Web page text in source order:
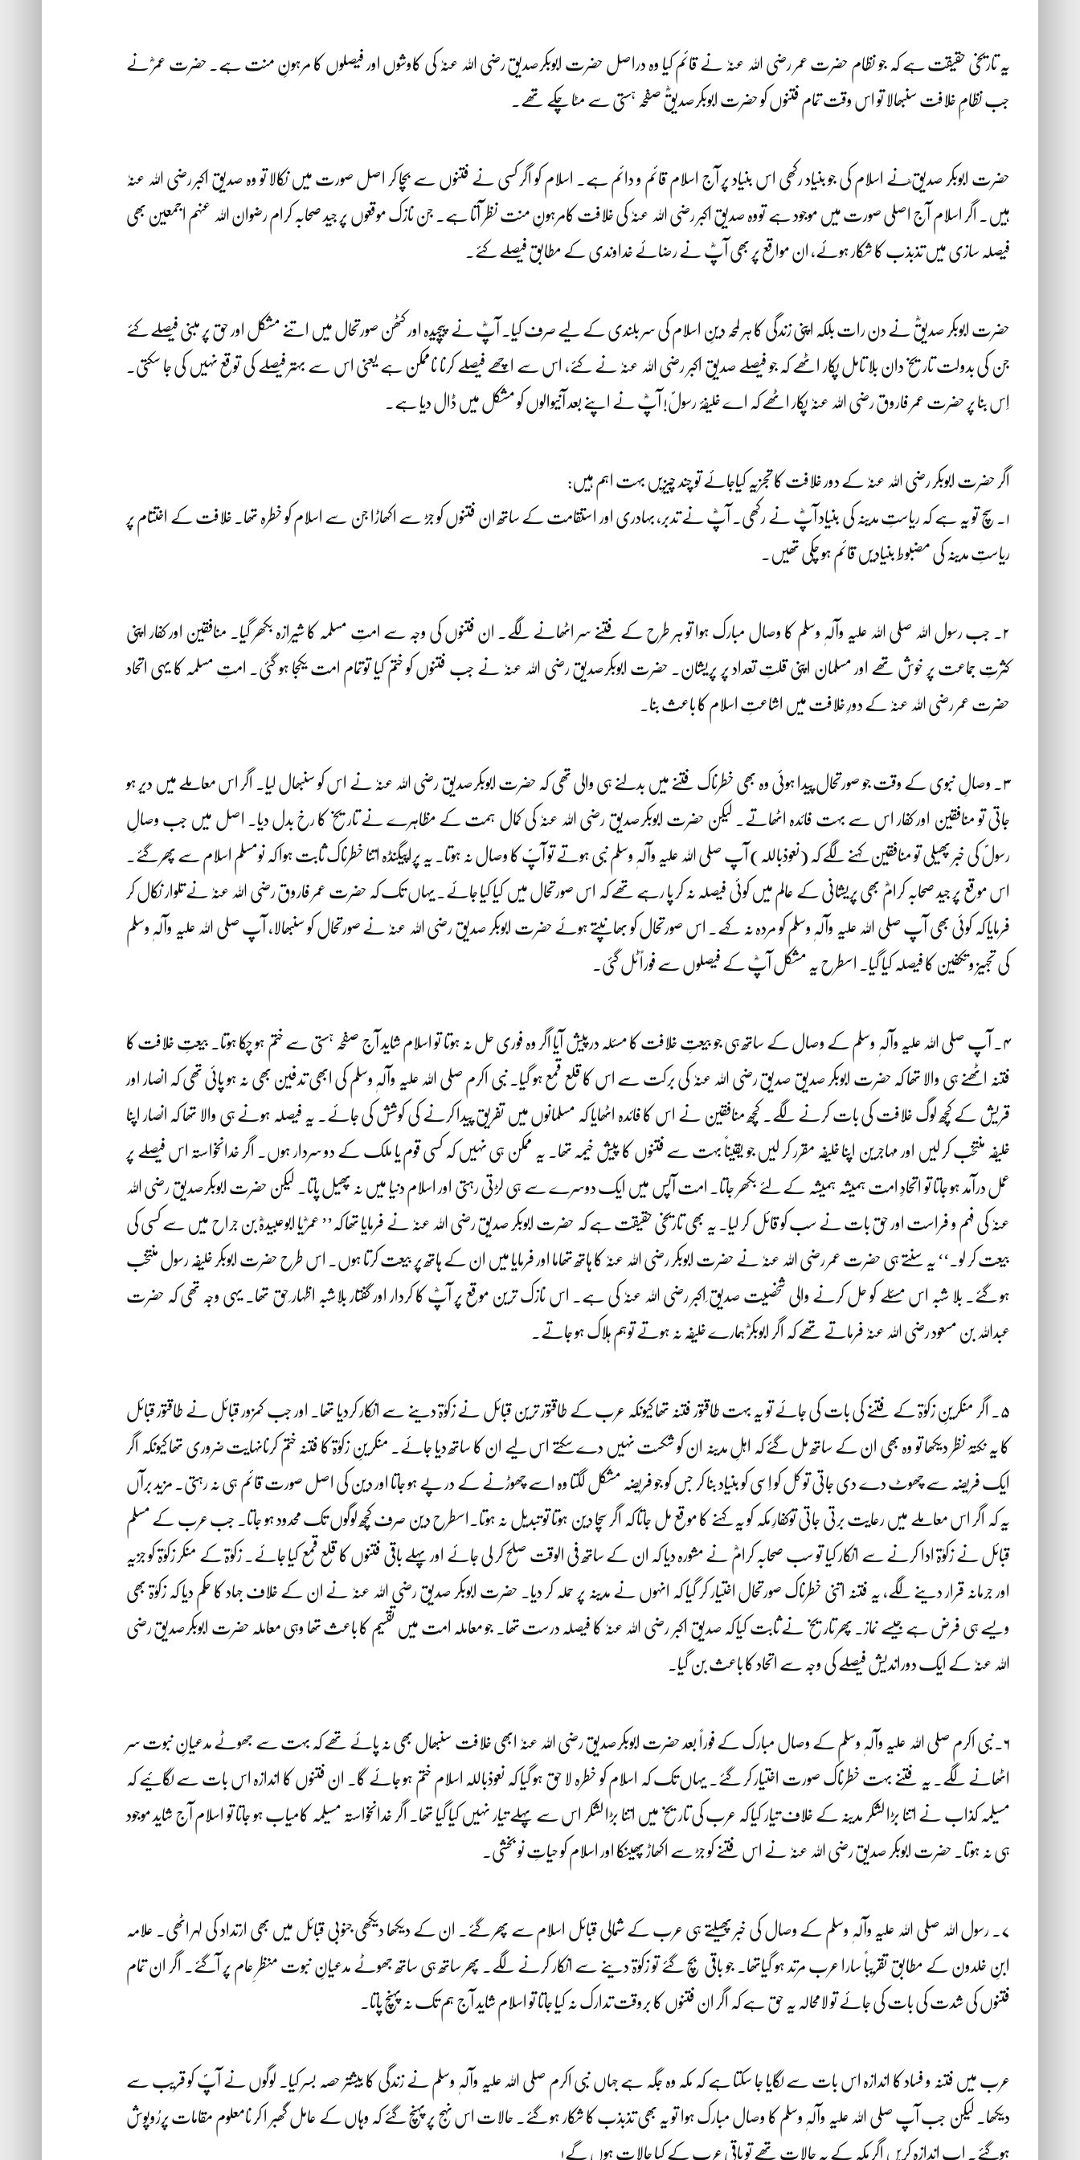
یہ تاریخی حقیقت ہے کہ جو نظام حضرت عمر رضی اللہ عنہٗ نے قائم کیا وہ دراصل حضرت ابوبکرصدیق رضی اللہ عنہٗ کی کاوشوں اور فیصلوں کا مرہونِ منت ہے۔ حضرت عمرؓ نے
جب نظامِ خلافت سنبھالا تو اس وقت تمام فتنوں کو حضرت ابوبکرصدیقؓ صفحہ ہستی سے مٹا چکے تھے۔
حضرت ابوبکر صدیق ؓنے اسلام کی جو بنیاد رکھی اس بنیاد پر آج اسلام قائم و دائم ہے۔ اسلام کو اگر کسی نے فتنوں سے بچا کر اصل صورت میں نکالا تو وہ صدیقِ اکبر رضی اللہ عنہٗ
ہیں۔ اگر اسلام آج اصلی صورت میں موجود ہے تووہ صدیقِ اکبر رضی اللہ عنہٗ کی خلافت کامرہونِ منت نظر آتا ہے۔ جن نازک موقعوں پر جید صحابہ کرام رضوان اللہ عنہم اجمعین بھی
فیصلہ سازی میں تذبذب کا شکار ہوئے، ان مواقع پر بھی آپؓ نے رضائے خداوندی کے مطابق فیصلے کئے۔
حضرت ابوبکر صدیقؓ نے دن رات بلکہ اپنی زندگی کا ہر لمحہ دینِ اسلام کی سر بلندی کے لیے صرف کیا۔ آپؓ نے پیچیدہ اور کٹھن صورتحال میں اتنے مشکل اور حق پر مبنی فیصلے کئے
جن کی بدولت تاریخ دان بلا تامل پکار اٹھے کہ جو فیصلے صدیقِ اکبر رضی اللہ عنہٗ نے کئے، اس سے اچھے فیصلے کرنا ناممکن ہے یعنی اس سے بہتر فیصلے کی توقع نہیں کی جا سکتی۔
اِس بنا پر حضرت عمر فاروق رضی اللہ عنہٗ پکار اٹھے کہ اے خلیفۂ رسولؐ! آپؓ نے اپنے بعد آنیوالوں کو مشکل میں ڈال دیا ہے۔
اگر حضرت ابوبکر رضی اللہ عنہٗ کے دور خلافت کا تجزیہ کیاجائے تو چند چیزیں بہت اہم ہیں:
۱۔ سچ تو یہ ہے کہ ریاستِ مدینہ کی بنیاد آپؓ نے رکھی۔ آپؓ نے تدبر، بہادری اور استقامت کے ساتھ ان فتنوں کو جڑ سے اکھاڑا جن سے اسلام کو خطرہ تھا۔ خلافت کے اختتام پر
ریاستِ مدینہ کی مضبوط بنیادیں قائم ہو چکی تھیں۔
۲۔ جب رسول اللہ صلی اللہ علیہ وآلہٖ وسلم کا وصال مبارک ہوا تو ہر طرح کے فتنے سر اٹھانے لگے۔ ان فتنوں کی وجہ سے امتِ مسلمہ کا شیرازہ بکھر گیا۔ منافقین اور کفار اپنی
کثرتِ جماعت پر خوش تھے اور مسلمان اپنی قلتِ تعداد پر پریشان۔ حضرت ابوبکرصدیق رضی اللہ عنہٗ نے جب فتنوں کو ختم کیا توتمام امت یکجا ہو گئی۔ امتِ مسلمہ کا یہی اتحاد
حضرت عمر رضی اللہ عنہٗ کے دورِ خلافت میں اشاعتِ اسلام کا باعث بنا۔
۳۔ وصالِ نبوی کے وقت جو صورتحال پیدا ہوئی وہ بھی خطرناک فتنے میں بدلنے ہی والی تھی کہ حضرت ابوبکرصدیق رضی اللہ عنہٗ نے اس کو سنبھال لیا۔ اگر اس معاملے میں دیر ہو
جاتی تو منافقین اور کفار اس سے بہت فائدہ اٹھاتے۔ لیکن حضرت ابوبکرصدیق رضی اللہ عنہٗ کی کمال ہمت کے مظاہرے نے تاریخ کا رخ بدل دیا۔ اصل میں جب وصالِ
رسولؐ کی خبر پھیلی تو منافقین کہنے لگے کہ (نعوذباللہ) آپ صلی اللہ علیہ وآلہٖ وسلم نبی ہوتے تو آپؐ کا وصال نہ ہوتا۔ یہ پراپیگنڈہ اتنا خطرناک ثابت ہوا کہ نومسلم اسلام سے پھر گئے۔
اس موقع پر جید صحابہ کرامؓ بھی پریشانی کے عالم میں کوئی فیصلہ نہ کر پا رہے تھے کہ اس صورتحال میں کیا کیا جائے۔ یہاں تک کہ حضرت عمر فاروق رضی اللہ عنہٗ نے تلوار نکال کر
فرمایا کہ کوئی بھی آپ صلی اللہ علیہ وآلہٖ وسلم کو مردہ نہ کہے۔ اس صورتحال کو بھانپتے ہوئے حضرت ابوبکر صدیق رضی اللہ عنہٗ نے صورتحال کو سنبھالا، آپ صلی اللہ علیہ وآلہٖ وسلم
کی تجہیز و تکفین کا فیصلہ کیا گیا۔ اسطرح یہ مشکل آپؓ کے فیصلوں سے فوراً ٹل گئی۔
۴۔ آپ صلی اللہ علیہ وآلہٖ وسلم کے وصال کے ساتھ ہی جو بیعتِ خلافت کا مسئلہ درپیش آیا اگر وہ فوری حل نہ ہوتا تو اسلام شاید آج صفحہ ہستی سے ختم ہو چکا ہوتا۔ بیعتِ خلافت کا
فتنہ اٹھنے ہی والا تھا کہ حضرت ابوبکر صدیق صدیق رضی اللہ عنہٗ کی برکت سے اس کا قلع قمع ہو گیا۔ نبی اکرم صلی اللہ علیہ وآلہٖ وسلم کی ابھی تدفین بھی نہ ہو پائی تھی کہ انصار اور
قریش کے کچھ لوگ خلافت کی بات کرنے لگے۔ کچھ منافقین نے اس کا فائدہ اٹھایا کہ مسلمانوں میں تفریق پیدا کرنے کی کوشش کی جائے۔ یہ فیصلہ ہونے ہی والا تھا کہ انصار اپنا
خلیفہ منتخب کر لیں اور مہاجرین اپنا خلیفہ مقرر کر لیں جو یقیناً بہت سے فتنوں کا پیش خیمہ تھا۔ یہ ممکن ہی نہیں کہ کسی قوم یا ملک کے دو سردار ہوں۔ اگر خدانخواستہ اس فیصلے پر
عمل درآمد ہو جاتا تو اتحادِ امت ہمیشہ ہمیشہ کے لئے بکھر جاتا۔ امت آپس میں ایک دوسرے سے ہی لڑتی رہتی اور اسلام دنیا میں نہ پھیل پاتا۔ لیکن حضرت ابوبکرصدیق رضی اللہ
عنہٗ کی فہم و فراست اور حق بات نے سب کو قائل کر لیا۔ یہ بھی تاریخی حقیقت ہے کہ حضرت ابوبکر صدیق رضی اللہ عنہٗ نے فرمایا تھا کہ’’ عمرؓ یا ابوعبیدہؓ بن جراح میں سے کسی کی
بیعت کر لو۔‘‘ یہ سنتے ہی حضرت عمر رضی اللہ عنہٗ نے حضرت ابوبکر رضی اللہ عنہٗ کا ہاتھ تھاما اور فرمایا میں ان کے ہاتھ پر بیعت کرتا ہوں۔ اس طرح حضرت ابوبکر خلیفہ رسول منتخب
ہو گئے۔ بلا شبہ اس مسئلے کو حل کرنے والی شخصیت صدیق ِاکبر رضی اللہ عنہٗ کی ہے۔ اس نازک ترین موقع پر آپؓ کا کردار اور گفتار بلاشبہ اظہار ِحق تھا۔ یہی وجہ تھی کہ حضرت
عبداللہ بن مسعود رضی اللہ عنہٗ فرماتے تھے کہ اگر ابوبکرؓ ہمارے خلیفہ نہ ہوتے توہم ہلاک ہو جاتے۔
۵۔ اگر منکرینِ زکوٰۃ کے فتنے کی بات کی جائے تو یہ بہت طاقتور فتنہ تھا کیونکہ عرب کے طاقتور ترین قبائل نے زکوٰۃ دینے سے انکار کردیا تھا۔ اور جب کمزور قبائل نے طاقتور قبائل
کا یہ نکتۂ نظر دیکھا تو وہ بھی ان کے ساتھ مل گئے کہ اہلِ مدینہ ان کو شکست نہیں دے سکتے اس لیے ان کا ساتھ دیا جائے۔ منکرینِ زکوٰۃ کا فتنہ ختم کرنانہایت ضروری تھا کیونکہ اگر
ایک فریضہ سے چھوٹ دے دی جاتی تو کل کو اِسی کو بنیاد بنا کر جس کو جو فریضہ مشکل لگتا وہ اسے چھوڑنے کے در پے ہو جاتا اور دین کی اصل صورت قائم ہی نہ رہتی۔ مزید برآں
یہ کہ اگر اس معاملے میں رعایت برتی جاتی توکفارِ مکہ کو یہ کہنے کا موقع مل جاتا کہ اگر سچا دین ہوتا تو تبدیل نہ ہوتا۔اسطرح دین صرف کچھ لوگوں تک محدود ہو جاتا۔ جب عرب کے مسلم
قبائل نے زکوٰۃ ادا کرنے سے انکار کیا تو سب صحابہ کرامؓ نے مشورہ دیا کہ ان کے ساتھ فی الوقت صلح کر لی جائے اور پہلے باقی فتنوں کا قلع قمع کیا جائے۔ زکوٰۃ کے منکر زکوٰۃ کو جزیہ
اور جرمانہ قرار دینے لگے، یہ فتنہ اتنی خطرناک صورتحال اختیار کر گیا کہ انہوں نے مدینہ پر حملہ کر دیا۔ حضرت ابوبکر صدیق رضی اللہ عنہٗ نے ان کے خلاف جہاد کا حکم دیا کہ زکوٰۃ بھی
ویسے ہی فرض ہے جیسے نماز۔ پھر تاریخ نے ثابت کیا کہ صدیقِ اکبر رضی اللہ عنہٗ کا فیصلہ درست تھا۔ جو معاملہ امت میں تقسیم کا باعث تھا وہی معاملہ حضرت ابوبکرصدیق رضی
اللہ عنہٗ کے ایک دوراندیش فیصلے کی وجہ سے اتحاد کا باعث بن گیا۔
۶۔نبی اکرم صلی اللہ علیہ وآلہٖ وسلم کے وصال مبارک کے فوراً بعد حضرت ابوبکرصدیق رضی اللہ عنہٗ ابھی خلافت سنبھال بھی نہ پائے تھے کہ بہت سے جھوٹے مدعیانِ نبوت سر
اٹھانے لگے۔ یہ فتنے بہت خطرناک صورت اختیار کر گئے۔ یہاں تک کہ اسلام کو خطرہ لا حق ہو گیا کہ نعوذباللہ اسلام ختم ہو جائے گا۔ ان فتنوں کا اندازہ اس بات سے لگائیے کہ
مسیلمہ کذاب نے اتنا بڑا لشکر مدینہ کے خلاف تیار کیا کہ عرب کی تاریخ میں اتنا بڑا لشکر اس سے پہلے تیار نہیں کیا گیا تھا۔ اگر خدانخواستہ مسیلمہ کامیاب ہو جاتا تو اسلام آج شاید موجود
ہی نہ ہوتا۔ حضرت ابوبکر صدیق رضی اللہ عنہٗ نے اس فتنے کو جڑ سے اکھاڑ پھینکا اور اسلام کو حیاتِ نو بخشی۔
۷۔ رسول اللہ صلی اللہ علیہ وآلہٖ وسلم کے وصال کی خبر پھیلتے ہی عرب کے شمالی قبائل اسلام سے پھر گئے۔ ان کے دیکھا دیکھی جنوبی قبائل میں بھی ارتداد کی لہر اٹھی۔ علامہ
ابنِ خلدون کے مطابق تقریباً سارا عرب مرتد ہو گیاتھا۔ جو باقی بچ گئے تو زکوٰۃ دینے سے انکار کرنے لگے۔ پھر ساتھ ہی ساتھ جھوٹے مدعیانِ نبوت منظرِ عام پر آگئے۔ اگر ان تمام
فتنوں کی شدت کی بات کی جائے تو لامحالہ یہ حق ہے کہ اگر ان فتنوں کا بروقت تدارک نہ کیا جاتا تو اسلام شاید آج ہم تک نہ پہنچ پاتا۔
عرب میں فتنہ و فساد کا اندازہ اس بات سے لگایا جا سکتا ہے کہ مکہ وہ جگہ ہے جہاں نبی اکرم صلی اللہ علیہ وآلہٖ وسلم نے زندگی کا بیشتر حصہ بسر کیا۔ لوگوں نے آپؐ کو قریب سے
دیکھا۔ لیکن جب آپ صلی اللہ علیہ وآلہٖ وسلم کا وصال مبارک ہوا تو یہ بھی تذبذب کا شکار ہو گئے۔ حالات اس نہج پر پہنچ گئے کہ وہاں کے عامل گھبر ا کر نامعلوم مقامات پررُوپوش
ہوگئے۔ اب اندازہ کریں اگر مکہ کے یہ حالات تھے تو باقی عرب کے کیا حالات ہوں گے!